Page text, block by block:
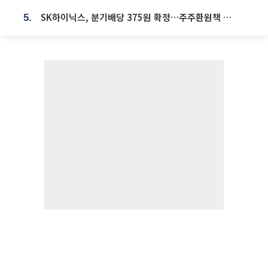
5. SK하이닉스, 분기배당 375원 확정…주주환원책 9월로 앞당겨 발표